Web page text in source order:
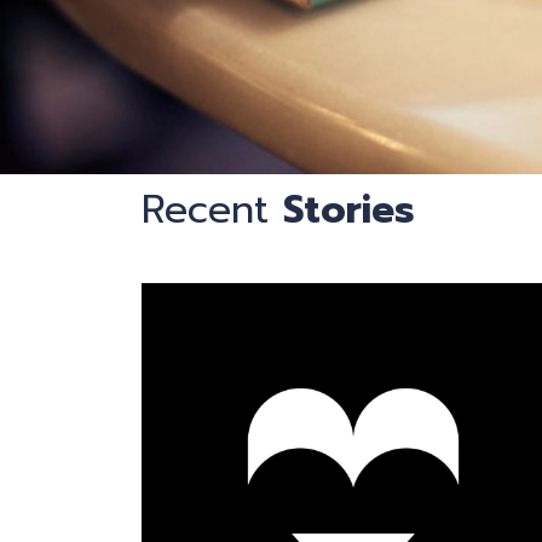
钟
识
Recent Stories